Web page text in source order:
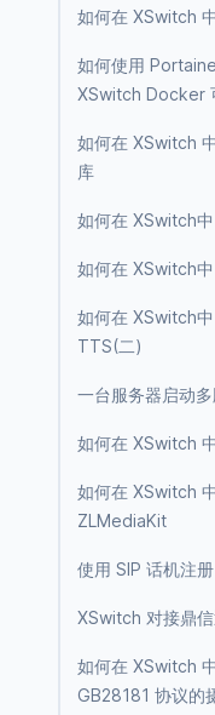
如何在 XSwitch
如何使用
XSwitch Docker
如何在 XSwitch
库
如何在 XSwitch
如何在 XSwitch
如何在 XSwitch
TTS(二)
一台服务器启动
如何在 XSwitch
如何在 XSwitch
ZLMediaKit
使用 SIP 话机注
XSwitch 对接鼎
如何在 XSwitch
GB28181 协议的